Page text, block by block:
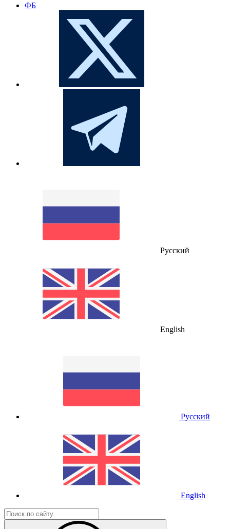
ФБ
Русский
English
Русский
English